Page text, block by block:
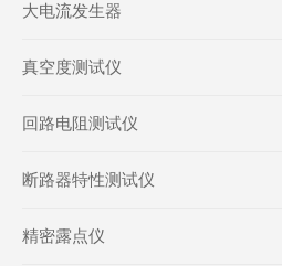
大电流发生器
真空度测试仪
回路电阻测试仪
断路器特性测试仪
精密露点仪